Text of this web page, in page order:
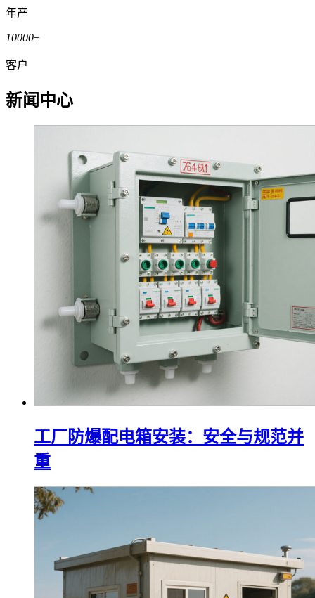
年产
10000+
客户
新闻中心
工厂防爆配电箱安装：安全与规范并
重